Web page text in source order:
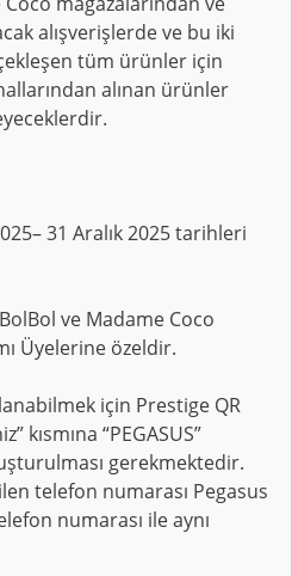
alışverişlerde ve bu iki
tüm ürünler için
alınan ürünler
31 Aralık 2025 tarihleri
ve Madame Coco
Üyelerine özeldir.
için Prestige QR
kısmına “PEGASUS”
gerekmektedir.
telefon numarası Pegasus
numarası ile aynı